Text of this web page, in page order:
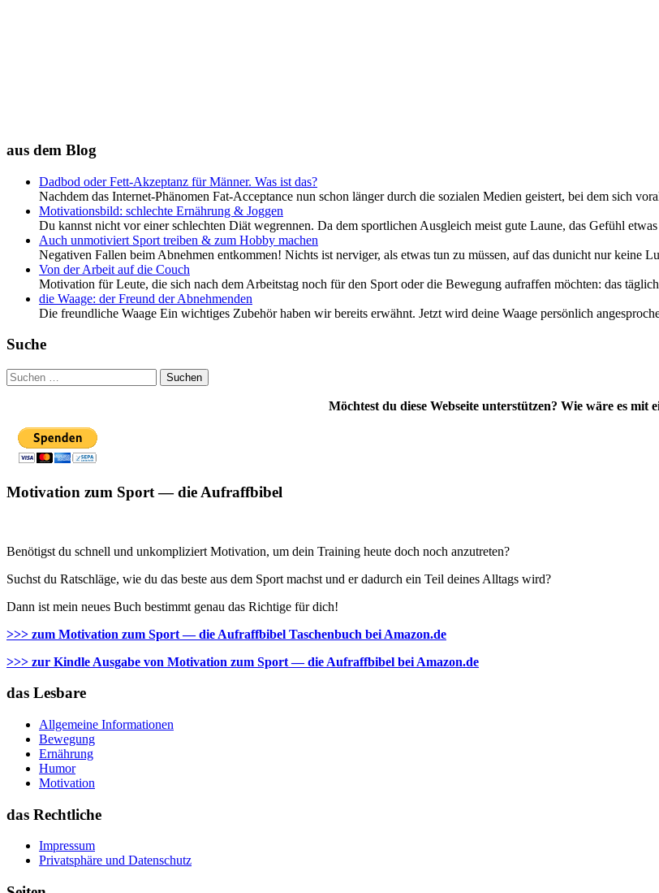
aus dem Blog
Dadbod oder Fett-Akzeptanz für Männer. Was ist das?
Nachdem das Internet-Phänomen Fat-Acceptance nun schon länger durch die sozialen Medien geistert, bei dem sich
Motivationsbild: schlechte Ernährung & Joggen
Du kannst nicht vor einer schlechten Diät wegrennen. Da dem sportlichen Ausgleich meist gute Laune, das Gefühl
Auch unmotiviert Sport treiben & zum Hobby machen
Negativen Fallen beim Abnehmen entkommen! Nichts ist nerviger, als etwas tun zu müssen, auf das dunicht nur keine
Von der Arbeit auf die Couch
Motivation für Leute, die sich nach dem Arbeitstag noch für den Sport oder die Bewegung aufraffen möchten: das
die Waage: der Freund der Abnehmenden
Die freundliche Waage Ein wichtiges Zubehör haben wir bereits erwähnt. Jetzt wird deine Waage persönlich
Suche
Suchen
nach:
Möchtest du diese Webseite unterstützen? Wie wäre es mit
Motivation zum Sport — die Aufraffbibel
Benötigst du schnell und unkompliziert Motivation, um dein Training heute doch noch anzutreten?
Suchst du Ratschläge, wie du das beste aus dem Sport machst und er dadurch ein Teil deines Alltags wird?
Dann ist mein neues Buch bestimmt genau das Richtige für dich!
>>> zum Motivation zum Sport — die Aufraffbibel Taschenbuch bei Amazon.de
>>> zur Kindle Ausgabe von Motivation zum Sport — die Aufraffbibel bei Amazon.de
das Lesbare
Allgemeine Informationen
Bewegung
Ernährung
Humor
Motivation
das Rechtliche
Impressum
Privatsphäre und Datenschutz